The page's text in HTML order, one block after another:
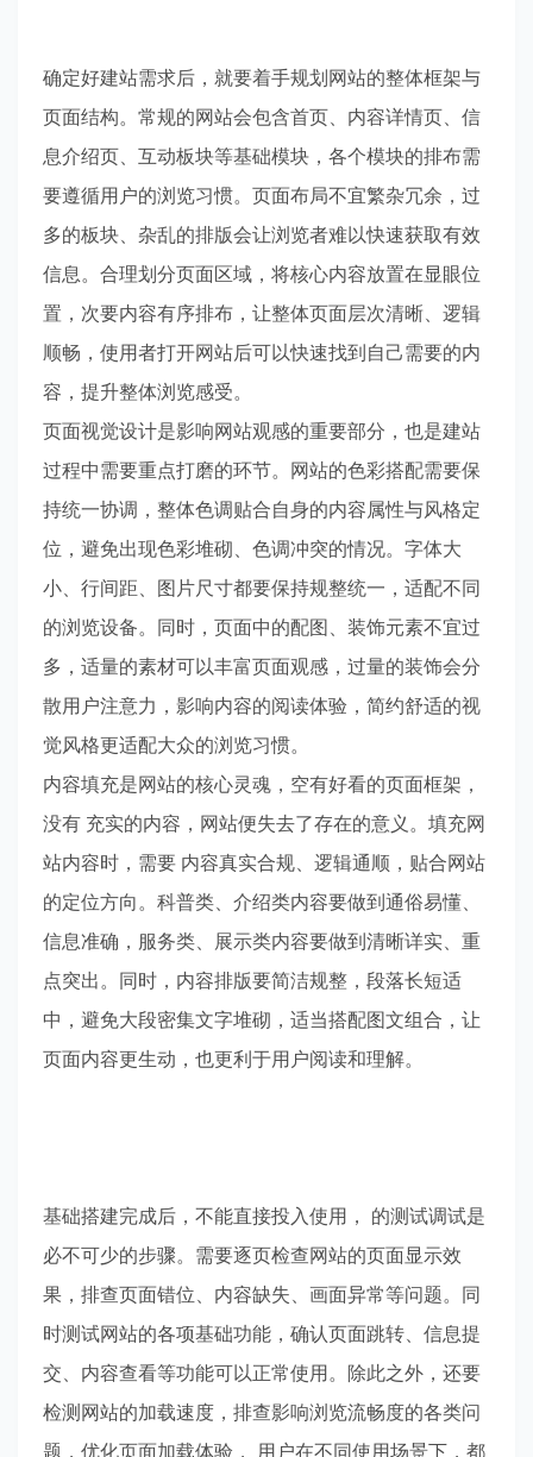
确定好建站需求后，就要着手规划网站的整体框架与
页面结构。常规的网站会包含首页、内容详情页、信
息介绍页、互动板块等基础模块，各个模块的排布需
要遵循用户的浏览习惯。页面布局不宜繁杂冗余，过
多的板块、杂乱的排版会让浏览者难以快速获取有效
信息。合理划分页面区域，将核心内容放置在显眼位
置，次要内容有序排布，让整体页面层次清晰、逻辑
顺畅，使用者打开网站后可以快速找到自己需要的内
容，提升整体浏览感受。
页面视觉设计是影响网站观感的重要部分，也是建站
过程中需要重点打磨的环节。网站的色彩搭配需要保
持统一协调，整体色调贴合自身的内容属性与风格定
位，避免出现色彩堆砌、色调冲突的情况。字体大
小、行间距、图片尺寸都要保持规整统一，适配不同
的浏览设备。同时，页面中的配图、装饰元素不宜过
多，适量的素材可以丰富页面观感，过量的装饰会分
散用户注意力，影响内容的阅读体验，简约舒适的视
觉风格更适配大众的浏览习惯。
内容填充是网站的核心灵魂，空有好看的页面框架，
没有 充实的内容，网站便失去了存在的意义。填充网
站内容时，需要 内容真实合规、逻辑通顺，贴合网站
的定位方向。科普类、介绍类内容要做到通俗易懂、
信息准确，服务类、展示类内容要做到清晰详实、重
点突出。同时，内容排版要简洁规整，段落长短适
中，避免大段密集文字堆砌，适当搭配图文组合，让
页面内容更生动，也更利于用户阅读和理解。
基础搭建完成后，不能直接投入使用， 的测试调试是
必不可少的步骤。需要逐页检查网站的页面显示效
果，排查页面错位、内容缺失、画面异常等问题。同
时测试网站的各项基础功能，确认页面跳转、信息提
交、内容查看等功能可以正常使用。除此之外，还要
检测网站的加载速度，排查影响浏览流畅度的各类问
题，优化页面加载体验， 用户在不同使用场景下，都